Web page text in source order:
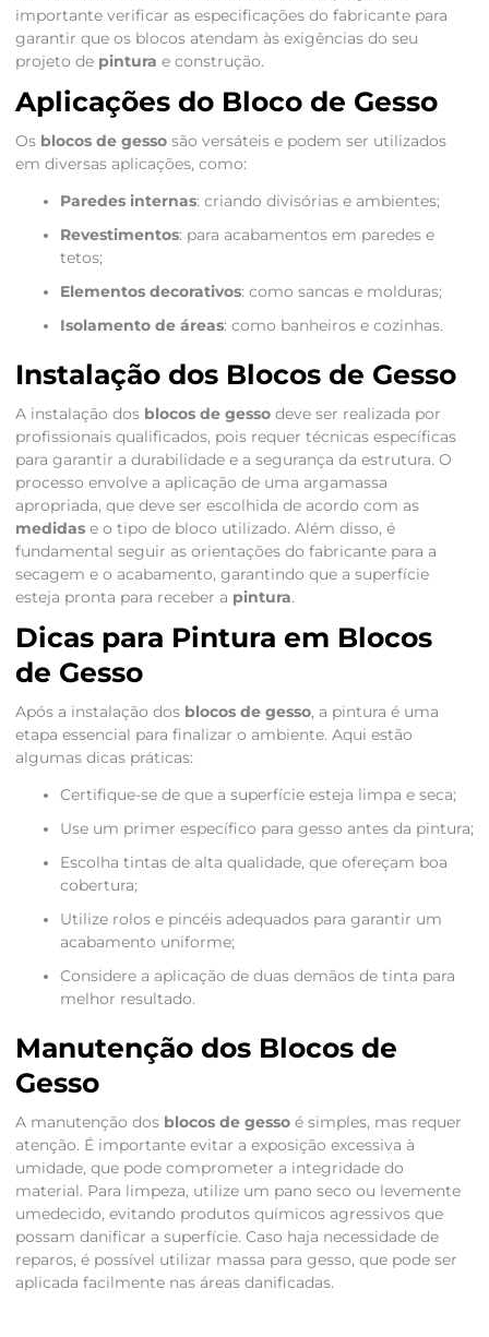
importante verificar as especificações do fabricante para
garantir que os blocos atendam às exigências do seu
projeto de pintura e construção.
Aplicações do Bloco de Gesso
Os blocos de gessosão versáteis e podem ser utilizados
em diversas aplicações, como:
Paredes internas: criando divisórias e ambientes;
Revestimentos: para acabamentos em paredes e
tetos;
Elementos decorativos: como sancas e molduras;
Isolamento de áreas: como banheiros e cozinhas.
Instalação dos Blocos de Gesso
A instalação dos blocos de gessodeve ser realizada por
profissionais qualificados, pois requer técnicas específicas
para garantir a durabilidade e a segurança da estrutura. O
processo envolve a aplicação de uma argamassa
apropriada, que deve ser escolhida de acordo com as
medidase o tipo de bloco utilizado. Além disso, é
fundamental seguir as orientações do fabricante para a
secagem e o acabamento, garantindo que a superfície
esteja pronta para receber a pintura.
Dicas para Pintura em Blocos
de Gesso
Após a instalação dos blocos de gesso, a pintura é uma
etapa essencial para finalizar o ambiente. Aqui estão
algumas dicas práticas:
Certifique-se de que a superfície esteja limpa e seca;
Use um primer específico para gesso antes da pintura;
Escolha tintas de alta qualidade, que ofereçam boa
cobertura;
Utilize rolos e pincéis adequados para garantir um
acabamento uniforme;
Considere a aplicação de duas demãos de tinta para
melhor resultado.
Manutenção dos Blocos de
Gesso
A manutenção dos blocos de gessoé simples, mas requer
atenção. É importante evitar a exposição excessiva à
umidade, que pode comprometer a integridade do
material. Para limpeza, utilize um pano seco ou levemente
umedecido, evitando produtos químicos agressivos que
possam danificar a superfície. Caso haja necessidade de
reparos, é possível utilizar massa para gesso, que pode ser
aplicada facilmente nas áreas danificadas.